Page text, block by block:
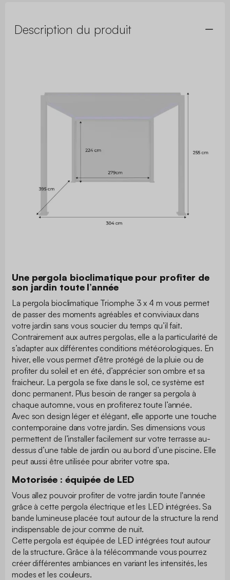
Description du produit
Une pergola bioclimatique pour profiter de
son jardin toute l’année
La pergola bioclimatique Triomphe 3 x 4 m vous permet
de passer des moments agréables et conviviaux dans
votre jardin sans vous soucier du temps qu’il fait.
Contrairement aux autres pergolas, elle a la particularité de
s’adapter aux différentes conditions météorologiques. En
hiver, elle vous permet d’être protégé de la pluie ou de
profiter du soleil et en été, d’apprécier son ombre et sa
fraicheur. La pergola se fixe dans le sol, ce système est
donc permanent. Plus besoin de ranger sa pergola à
chaque automne, vous en profiterez toute l’année.
Avec son design léger et élégant, elle apporte une touche
contemporaine dans votre jardin. Ses dimensions vous
permettent de l’installer facilement sur votre terrasse au-
dessus d’une table de jardin ou au bord d’une piscine. Elle
peut aussi être utilisée pour abriter votre spa.
Motorisée : équipée de LED
Vous allez pouvoir profiter de votre jardin toute l'année
grâce à cette pergola électrique et les LED intégrées. Sa
bande lumineuse placée tout autour de la structure la rend
indispensable de jour comme de nuit.
Cette pergola est équipée de LED intégrées tout autour
de la structure. Grâce à la télécommande vous pourrez
créer différentes ambiances en variant les intensités, les
modes et les couleurs.